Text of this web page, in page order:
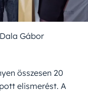
Gábor
összesen 20
elismerést. A